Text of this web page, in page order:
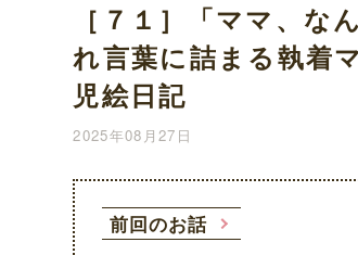
［７１］「ママ、な
れ言葉に詰まる執着
児絵日記
2025年08月27日
前回のお話